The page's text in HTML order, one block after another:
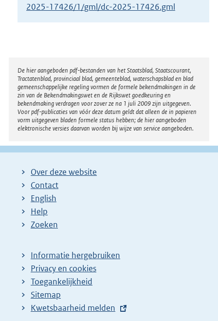
2025-17426/1/gml/dc-2025-17426.gml
Disclaimer
De hier aangeboden pdf-bestanden van het Staatsblad, Staatscourant,
Tractatenblad, provinciaal blad, gemeenteblad, waterschapsblad en blad
gemeenschappelijke regeling vormen de formele bekendmakingen in de
zin van de Bekendmakingswet en de Rijkswet goedkeuring en
bekendmaking verdragen voor zover ze na 1 juli 2009 zijn uitgegeven.
Voor pdf-publicaties van vóór deze datum geldt dat alleen de in papieren
vorm uitgegeven bladen formele status hebben; de hier aangeboden
elektronische versies daarvan worden bij wijze van service aangeboden.
Over deze website
Contact
English
Help
Zoeken
Informatie hergebruiken
Privacy en cookies
Toegankelijkheid
Sitemap
E
Kwetsbaarheid melden